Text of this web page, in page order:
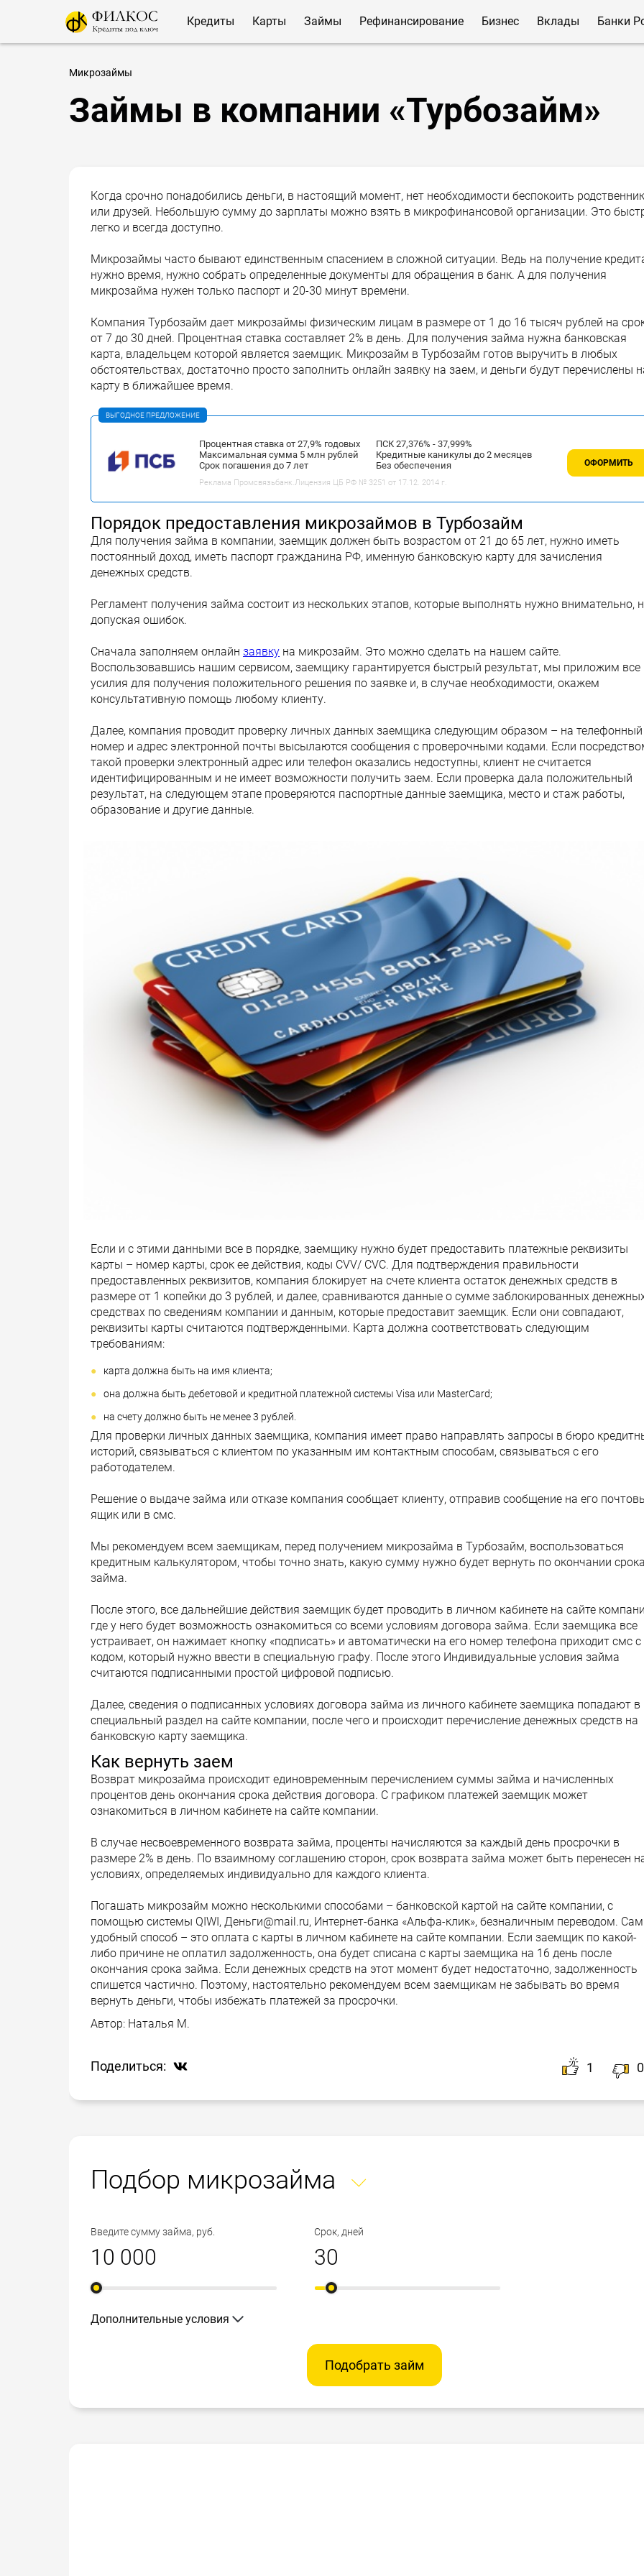
Кредиты Карты Займы Рефинансирование Бизнес Вклады Банки
Микрозаймы
Займы в компании «Турбозайм»
Когда срочно понадобились деньги, в настоящий момент, нет необходимости беспокоить
или друзей. Небольшую сумму до зарплаты можно взять в микрофинансовой организации. Это
легко и всегда доступно.
Микрозаймы часто бывают единственным спасением в сложной ситуации. Ведь на получение
нужно время, нужно собрать определенные документы для обращения в банк. А для получения
микрозайма нужен только паспорт и 20-30 минут времени.
Компания Турбозайм дает микрозаймы физическим лицам в размере от 1 до 16 тысяч рублей на
от 7 до 30 дней. Процентная ставка составляет 2% в день. Для получения займа нужна банковская
карта, владельцем которой является заемщик. Микрозайм в Турбозайм готов выручить в любых
обстоятельствах, достаточно просто заполнить онлайн заявку на заем, и деньги будут перечислены
карту в ближайшее время.
ВЫГОДНОЕ ПРЕДЛОЖЕНИЕ
Процентная ставка от 27,9% годовых
Максимальная сумма 5 млн рублей
Срок погашения до 7 лет
ПСК 27,376% - 37,999%
Кредитные каникулы до 2 месяцев
Без обеспечения
Реклама Промсвязьбанк.Лицензия ЦБ РФ № 3251 от 17.12. 2014 г.
ОФОРМИТЬ
Порядок предоставления микрозаймов в Турбозайм
Для получения займа в компании, заемщик должен быть возрастом от 21 до 65 лет, нужно иметь
постоянный доход, иметь паспорт гражданина РФ, именную банковскую карту для зачисления
денежных средств.
Регламент получения займа состоит из нескольких этапов, которые выполнять нужно внимательно,
допуская ошибок.
Сначала заполняем онлайн заявку на микрозайм. Это можно сделать на нашем сайте.
Воспользовавшись нашим сервисом, заемщику гарантируется быстрый результат, мы приложим все
усилия для получения положительного решения по заявке и, в случае необходимости, окажем
консультативную помощь любому клиенту.
Далее, компания проводит проверку личных данных заемщика следующим образом – на телефонный
номер и адрес электронной почты высылаются сообщения с проверочными кодами. Если
такой проверки электронный адрес или телефон оказались недоступны, клиент не считается
идентифицированным и не имеет возможности получить заем. Если проверка дала положительный
результат, на следующем этапе проверяются паспортные данные заемщика, место и стаж работы,
образование и другие данные.
Если и с этими данными все в порядке, заемщику нужно будет предоставить платежные реквизиты
карты – номер карты, срок ее действия, коды CVV/ CVC. Для подтверждения правильности
предоставленных реквизитов, компания блокирует на счете клиента остаток денежных средств в
размере от 1 копейки до 3 рублей, и далее, сравниваются данные о сумме заблокированных
средствах по сведениям компании и данным, которые предоставит заемщик. Если они совпадают,
реквизиты карты считаются подтвержденными. Карта должна соответствовать следующим
требованиям:
карта должна быть на имя клиента;
она должна быть дебетовой и кредитной платежной системы Visa или MasterCard;
на счету должно быть не менее 3 рублей.
Для проверки личных данных заемщика, компания имеет право направлять запросы в бюро
историй, связываться с клиентом по указанным им контактным способам, связываться с его
работодателем.
Решение о выдаче займа или отказе компания сообщает клиенту, отправив сообщение на его
ящик или в смс.
Мы рекомендуем всем заемщикам, перед получением микрозайма в Турбозайм, воспользоваться
кредитным калькулятором, чтобы точно знать, какую сумму нужно будет вернуть по окончании срока
займа.
После этого, все дальнейшие действия заемщик будет проводить в личном кабинете на сайте
где у него будет возможность ознакомиться со всеми условиям договора займа. Если заемщика все
устраивает, он нажимает кнопку «подписать» и автоматически на его номер телефона приходит смс с
кодом, который нужно ввести в специальную графу. После этого Индивидуальные условия займа
считаются подписанными простой цифровой подписью.
Далее, сведения о подписанных условиях договора займа из личного кабинете заемщика попадают в
специальный раздел на сайте компании, после чего и происходит перечисление денежных средств на
банковскую карту заемщика.
Как вернуть заем
Возврат микрозайма происходит единовременным перечислением суммы займа и начисленных
процентов день окончания срока действия договора. С графиком платежей заемщик может
ознакомиться в личном кабинете на сайте компании.
В случае несвоевременного возврата займа, проценты начисляются за каждый день просрочки в
размере 2% в день. По взаимному соглашению сторон, срок возврата займа может быть перенесен
условиях, определяемых индивидуально для каждого клиента.
Погашать микрозайм можно несколькими способами – банковской картой на сайте компании, с
помощью системы QIWI, Деньги@mail.ru, Интернет-банка «Альфа-клик», безналичным переводом.
удобный способ – это оплата с карты в личном кабинете на сайте компании. Если заемщик по какой-
либо причине не оплатил задолженность, она будет списана с карты заемщика на 16 день после
окончания срока займа. Если денежных средств на этот момент будет недостаточно, задолженность
спишется частично. Поэтому, настоятельно рекомендуем всем заемщикам не забывать во время
вернуть деньги, чтобы избежать платежей за просрочки.
Автор: Наталья М.
Поделиться: 1 0
Подбор микрозайма
Введите сумму займа, руб. Срок, дней
Дополнительные условия
Подобрать займ